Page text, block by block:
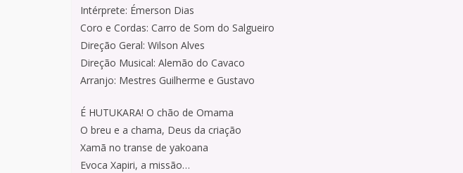
Intérprete: Émerson Dias
Coro e Cordas: Carro de Som do Salgueiro
Direção Geral: Wilson Alves
Direção Musical: Alemão do Cavaco
Arranjo: Mestres Guilherme e Gustavo
É HUTUKARA! O chão de Omama
O breu e a chama, Deus da criação
Xamã no transe de yakoana
Evoca Xapiri, a missão…